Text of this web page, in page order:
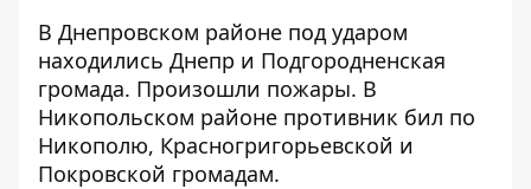
В Днепровском районе под ударом
находились Днепр и Подгородненская
громада. Произошли пожары. В
Никопольском районе противник бил по
Никополю, Красногригорьевской и
Покровской громадам.